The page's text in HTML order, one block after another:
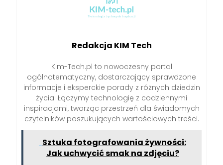
Redakcja KIM Tech
Kim-Tech.pl to nowoczesny portal
ogólnotematyczny, dostarczający sprawdzone
informacje i eksperckie porady z różnych dziedzin
życia. Łączymy technologię z codziennymi
inspiracjami, tworząc przestrzeń dla świadomych
czytelników poszukujących wartościowych treści.
Sztuka fotografowania żywności:
Jak uchwycić smak na zdjęciu?